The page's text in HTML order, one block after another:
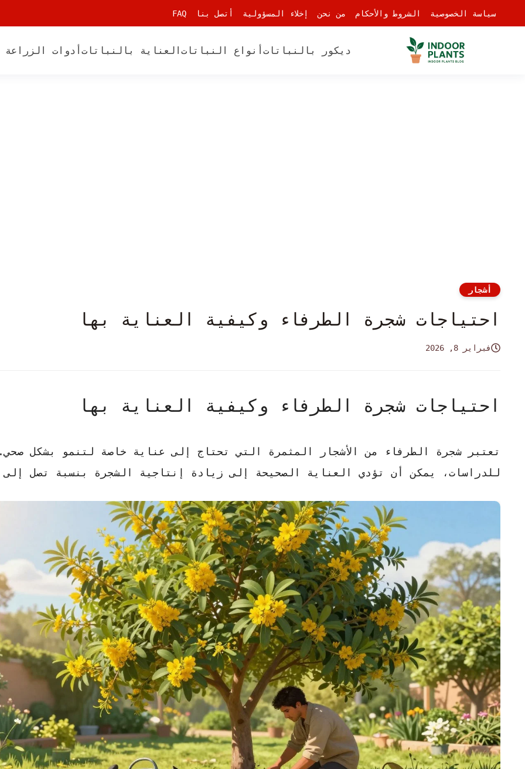
سياسة الخصوصية
الشروط والأحكام من نحن إخلاء المسؤولية أتصل بنا FAQ
ديكور بالنباتات أنواع النباتات العناية بالنباتات أدوات الزراعة
أشجار
احتياجات شجرة الطرفاء وكيفية العناية بها
فبراير 8, 2026
احتياجات شجرة الطرفاء وكيفية العناية بها
تعتبر شجرة الطرفاء من الأشجار المثمرة التي تحتاج إلى عناية خاصة لتنمو بشكل
للدراسات، يمكن أن تؤدي العناية الصحيحة إلى زيادة إنتاجية الشجرة بنسبة تصل إلى 30%.